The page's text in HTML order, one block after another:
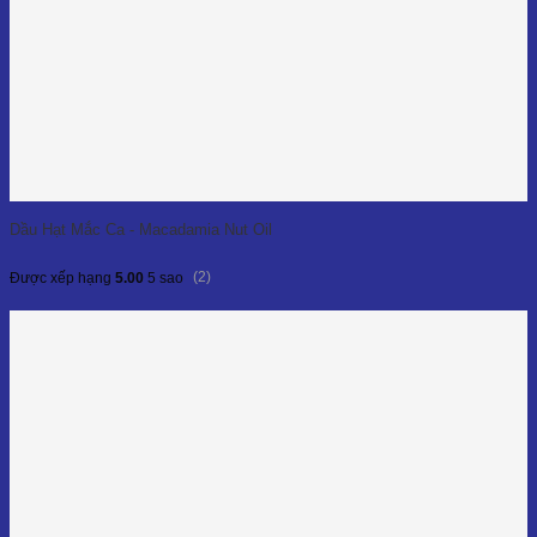
Dầu Hạt Mắc Ca - Macadamia Nut Oil
Được xếp hạng 5.00 5 sao (2)